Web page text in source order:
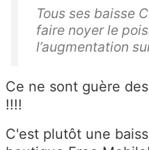
Tous ses baisse
faire noyer le
l’augmentation
Ce ne sont guère
!!!!
C'est plutôt une